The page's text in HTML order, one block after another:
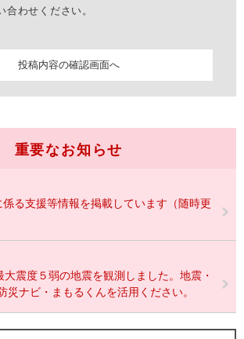
合わせください。
重要なお知らせ
る支援等情報を掲載しています（随時更
震度５弱の地震を観測しました。地震・
災ナビ・まもるくんを活用ください。